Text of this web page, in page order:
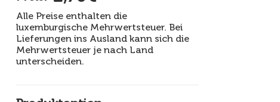
Alle Preise enthalten die
luxemburgische Mehrwertsteuer. Bei
Lieferungen ins Ausland kann sich die
Mehrwertsteuer je nach Land
unterscheiden.